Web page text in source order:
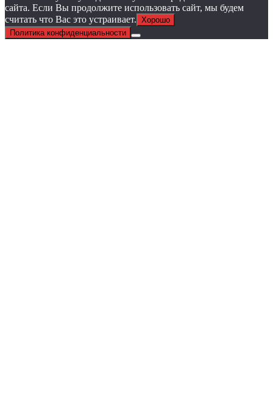
сайта. Если Вы продолжите использовать сайт, мы будем
считать что Вас это устраивает. Хорошо
Политика конфиденциальности